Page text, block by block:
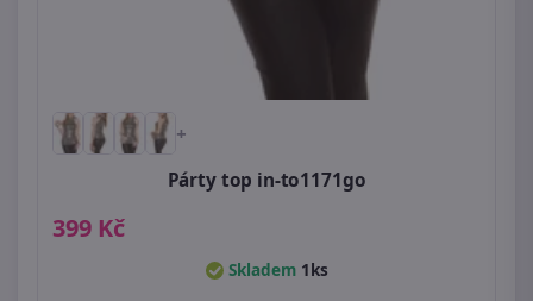
+
Párty top in-to1171go
399 Kč
Skladem 1ks